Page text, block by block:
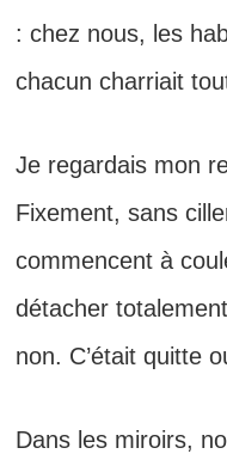
: chez nous, les
chacun charriait
Je regardais mon
Fixement, sans
commencent à
détacher
non. C’était quitte
Dans les miroirs,